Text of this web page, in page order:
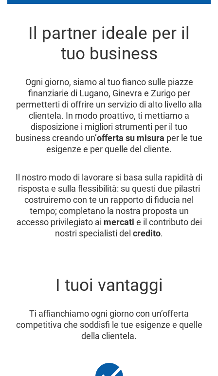
Il partner ideale per il
tuo business
Ogni giorno, siamo al tuo fianco sulle piazze
finanziarie di Lugano, Ginevra e Zurigo per
permetterti di offrire un servizio di alto livello alla
clientela. In modo proattivo, ti mettiamo a
disposizione i migliori strumenti per il tuo
business creando un’offerta su misura per le tue
esigenze e per quelle del cliente.
Il nostro modo di lavorare si basa sulla rapidità di
risposta e sulla flessibilità: su questi due pilastri
costruiremo con te un rapporto di fiducia nel
tempo; completano la nostra proposta un
accesso privilegiato ai mercati e il contributo dei
nostri specialisti del credito.
I tuoi vantaggi
Ti affianchiamo ogni giorno con un’offerta
competitiva che soddisfi le tue esigenze e quelle
della clientela.